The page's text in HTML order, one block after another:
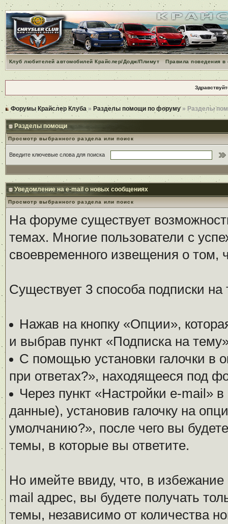
Клуб любителей автомобилей Крайслер/Додж/Плимут Правила поведения
Форумы Крайслер Клуба » Разделы помощи по форуму» Разделы
Разделы помощи
Просмотр выбранного раздела или поиск
Введите ключевые слова для поиска
Уведомление на e-mail о новых сообщениях
Просмотр выбранного раздела или поиск
На форуме существует
темах. Многие пользователи с
своевременного извещения о
Существует 3 способа подписки на
Нажав на кнопку «Опции»,
и выбрав пункт «Подписка на
С помощью установки галочки в
при ответах?», находящееся под
Через пункт «Настройки e-mail»
данные), установив галочку на
умолчанию?», после чего вы
темы, в которые вы ответите.
Но имейте ввиду, что, в
mail адрес, вы будете получать
темы, независимо от количества